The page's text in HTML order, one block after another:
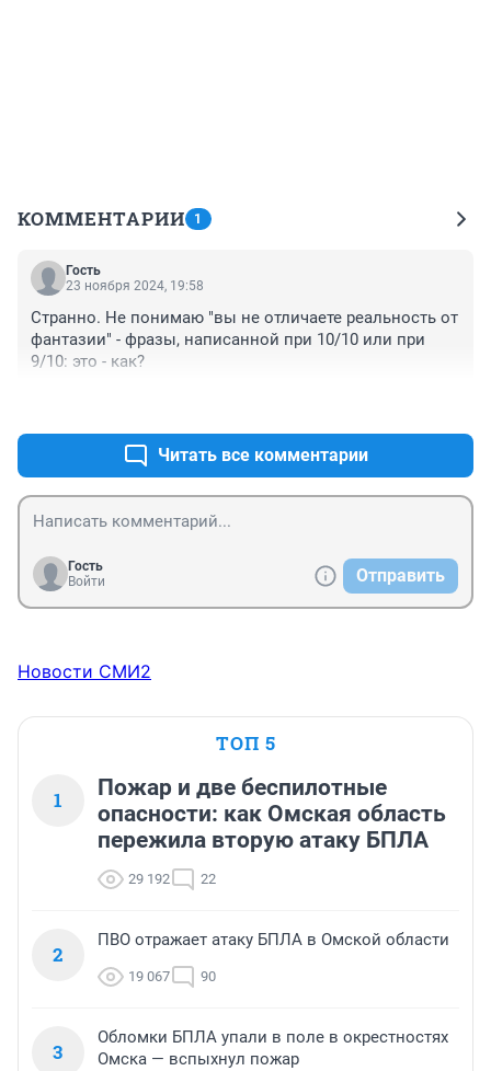
КОММЕНТАРИИ 1
Гость
23 ноября 2024, 19:58
Странно. Не понимаю "вы не отличаете реальность от
фантазии" - фразы, написанной при 10/10 или при
9/10: это - как?
Читать все комментарии
Гость
Войти
Отправить
Новости СМИ2
ТОП 5
1
Пожар и две беспилотные
опасности: как Омская область
пережила вторую атаку БПЛА
29 192 22
2
ПВО отражает атаку БПЛА в Омской области
19 067 90
3
Обломки БПЛА упали в поле в окрестностях
Омска — вспыхнул пожар